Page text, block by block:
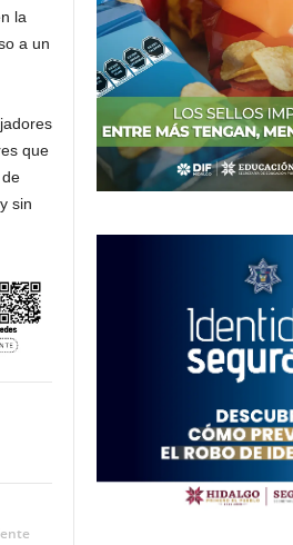
la
a un
que
sin